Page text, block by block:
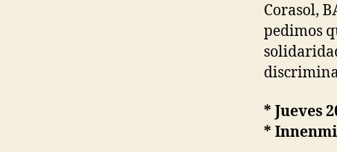
Corasol,
pedimos
* Jueves
*